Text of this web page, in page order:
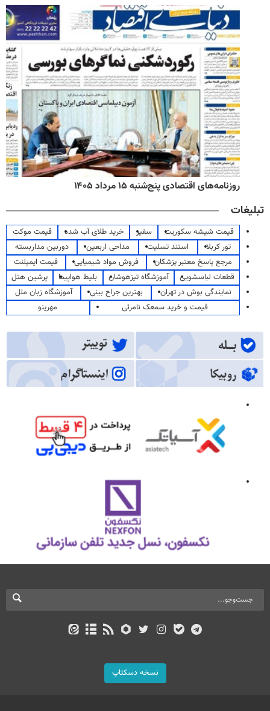
روزنامه‌های اقتصادی پنج‌شنبه ۱۵ مرداد ۱۴۰۵
تبلیغات
قیمت شیشه سکوریت سفیر خرید طلای آب شده
قیمت موکت
تور کربلا
استند تسلیت مداحی اربعین
دوربین مداربسته
مرجع پاسخ معتبر پزشکان
فروش مواد شیمیایی
قیمت ایمپلنت
قطعات لباسشویی
آموزشگاه تیزهوشان بلیط هواپیما
پرشین هتل
نمایندگی بوش در تهران
بهترین جراح بینی
آموزشگاه زبان ملل
قیمت و خرید سمعک نامرئی
مهرینو
نسخه دسکتاپ